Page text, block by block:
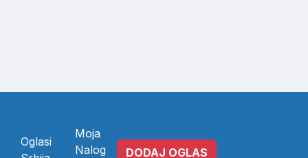
Oglasi
Moja
Nalog
DODAJ OGLAS